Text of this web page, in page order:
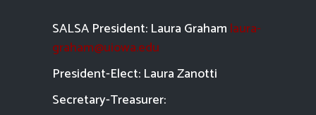
SALSA President: Laura Graham laura-
graham@uiowa.edu
President-Elect: Laura Zanotti
Secretary-Treasurer: